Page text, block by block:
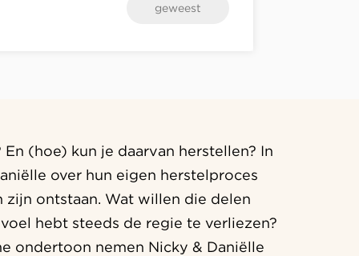
geweest
(hoe) kun je daarvan herstellen? In
over hun eigen herstelproces
ontstaan. Wat willen die delen
hebt steeds de regie te verliezen?
ondertoon nemen Nicky & Daniëlle